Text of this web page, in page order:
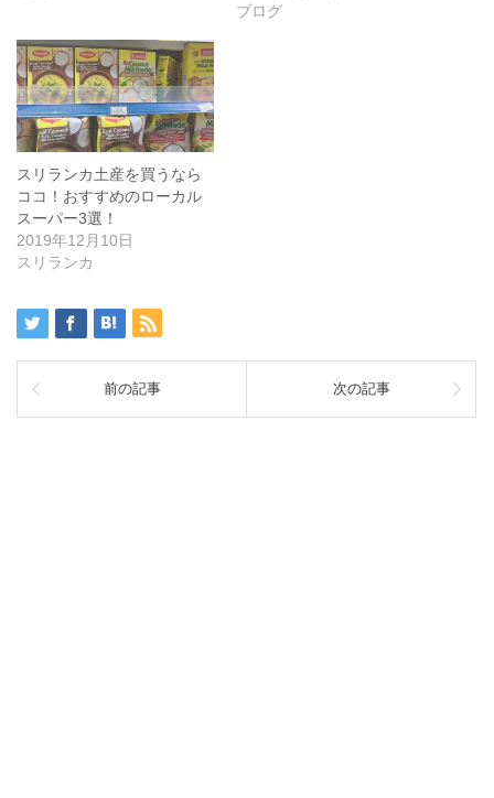
ブログ
スリランカ土産を買うなら
ココ！おすすめのローカル
スーパー3選！
2019年12月10日
スリランカ
前の記事 次の記事